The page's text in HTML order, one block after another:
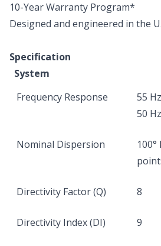
10-Year Warranty Program*
Designed and engineered in the
Specification
System
Frequency Response
55
50
Nominal Dispersion
100°
Directivity Factor (Q) 8
Directivity Index (DI) 9